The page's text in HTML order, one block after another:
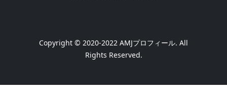
Copyright © 2020-2022 AMJプロフィール. All
Rights Reserved.